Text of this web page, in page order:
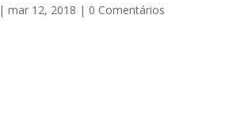
|mar 12, 2018 | 0 Comentários